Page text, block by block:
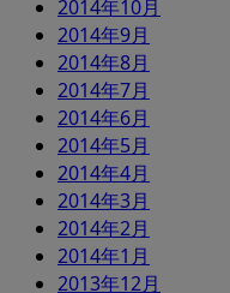
2014年10月
2014年9月
2014年8月
2014年7月
2014年6月
2014年5月
2014年4月
2014年3月
2014年2月
2014年1月
2013年12月